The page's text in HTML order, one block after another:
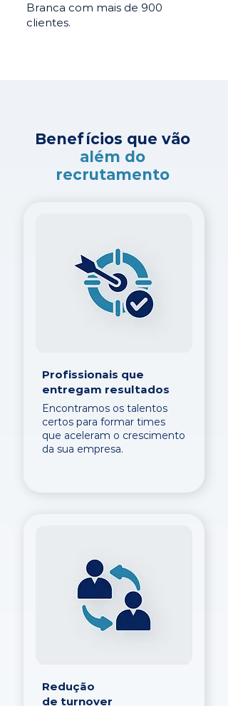
Branca com mais de 900
clientes.
Benefícios que vão
além do
recrutamento
Profissionais que
entregam resultados
Encontramos os talentos
certos para formar times
que aceleram o crescimento
da sua empresa.
Redução
de turnover